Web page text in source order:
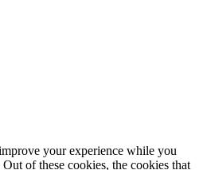
your experience while you
of these cookies, the cookies that